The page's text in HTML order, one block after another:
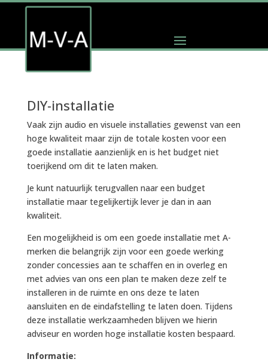
DIY-installatie
Vaak zijn audio en visuele installaties gewenst van een
hoge kwaliteit maar zijn de totale kosten voor een
goede installatie aanzienlijk en is het budget niet
toerijkend om dit te laten maken.
Je kunt natuurlijk terugvallen naar een budget
installatie maar tegelijkertijk lever je dan in aan
kwaliteit.
Een mogelijkheid is om een goede installatie met A-
merken die belangrijk zijn voor een goede werking
zonder concessies aan te schaffen en in overleg en
met advies van ons een plan te maken deze zelf te
installeren in de ruimte en ons deze te laten
aansluiten en de eindafstelling te laten doen. Tijdens
deze installatie werkzaamheden blijven we hierin
adviseur en worden hoge installatie kosten bespaard.
Informatie: